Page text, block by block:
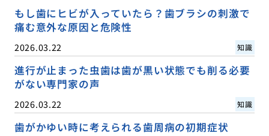
もし歯にヒビが入っていたら？歯ブラシの刺激で
痛む意外な原因と危険性
2026.03.22 知識
進行が止まった虫歯は歯が黒い状態でも削る必要
がない専門家の声
2026.03.22 知識
歯がかゆい時に考えられる歯周病の初期症状